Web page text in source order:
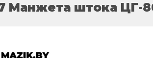
Манжета штока ЦГ-